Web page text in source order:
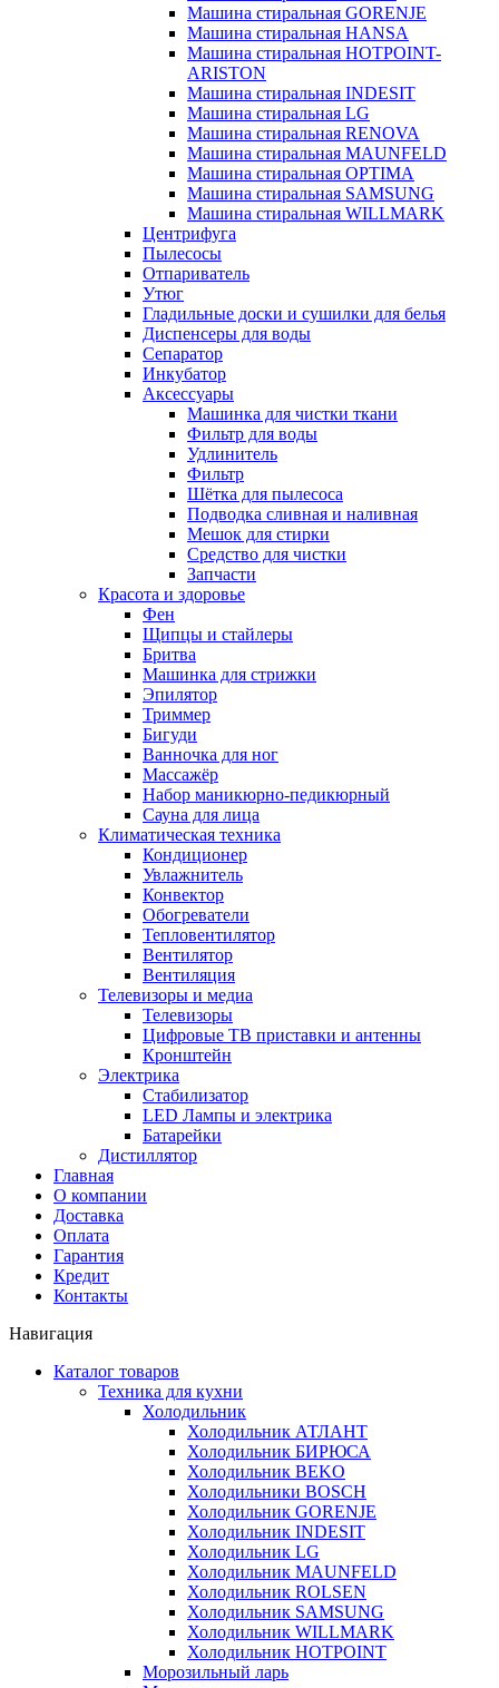
Машина стиральная GORENJE
Машина стиральная HANSA
Машина стиральная HOTPOINT-
ARISTON
Машина стиральная INDESIT
Машина стиральная LG
Машина стиральная RENOVA
Машина стиральная MAUNFELD
Машина стиральная OPTIMA
Машина стиральная SAMSUNG
Машина стиральная WILLMARK
Центрифуга
Пылесосы
Отпариватель
Утюг
Гладильные доски и сушилки для белья
Диспенсеры для воды
Сепаратор
Инкубатор
Аксессуары
Машинка для чистки ткани
Фильтр для воды
Удлинитель
Фильтр
Шётка для пылесоса
Подводка сливная и наливная
Мешок для стирки
Средство для чистки
Запчасти
Красота и здоровье
Фен
Щипцы и стайлеры
Бритва
Машинка для стрижки
Эпилятор
Триммер
Бигуди
Ванночка для ног
Массажёр
Набор маникюрно-педикюрный
Сауна для лица
Климатическая техника
Кондиционер
Увлажнитель
Конвектор
Обогреватели
Тепловентилятор
Вентилятор
Вентиляция
Телевизоры и медиа
Телевизоры
Цифровые ТВ приставки и антенны
Кронштейн
Электрика
Стабилизатор
LED Лампы и электрика
Батарейки
Дистиллятор
Главная
О компании
Доставка
Оплата
Гарантия
Кредит
Контакты
Навигация
Каталог товаров
Техника для кухни
Холодильник
Холодильник АТЛАНТ
Холодильник БИРЮСА
Холодильник BEKO
Холодильники BOSCH
Холодильник GORENJE
Холодильник INDESIT
Холодильник LG
Холодильник MAUNFELD
Холодильник ROLSEN
Холодильник SAMSUNG
Холодильник WILLMARK
Холодильник HOTPOINT
Морозильный ларь